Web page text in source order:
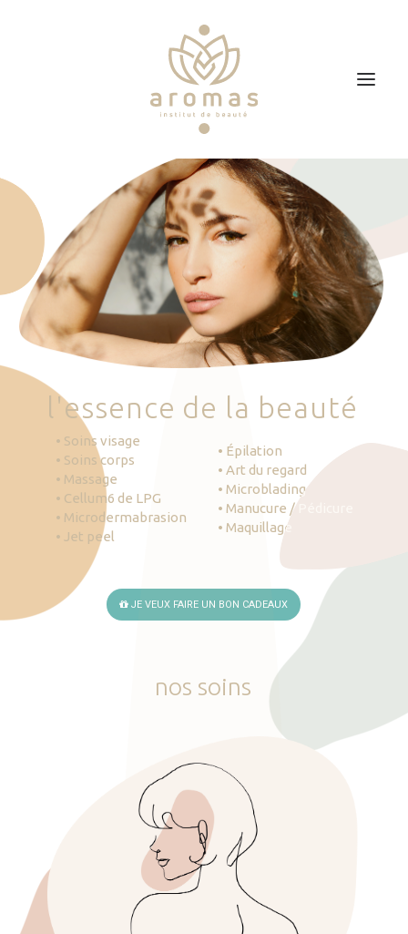
Soins
Je veux faire un bon cadeau
Plan d’accès
Prendre RDV
'essence de la beauté
• Soins visage
• Soins corps
• Massage
• Cellum6 de LPG
• Microdermabrasion
• Jet peel
• Épilation
• Art du regard
• Microblading
• Manucure / Pédicure
• Maquillage
JE VEUX FAIRE UN BON CADEAUX
nos soins